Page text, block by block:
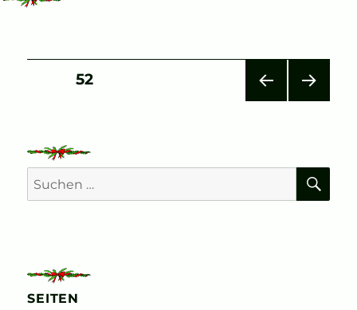
Seitennummerierung
Beiträge
E
SEITE52
Suchen
nach:
SEITEN